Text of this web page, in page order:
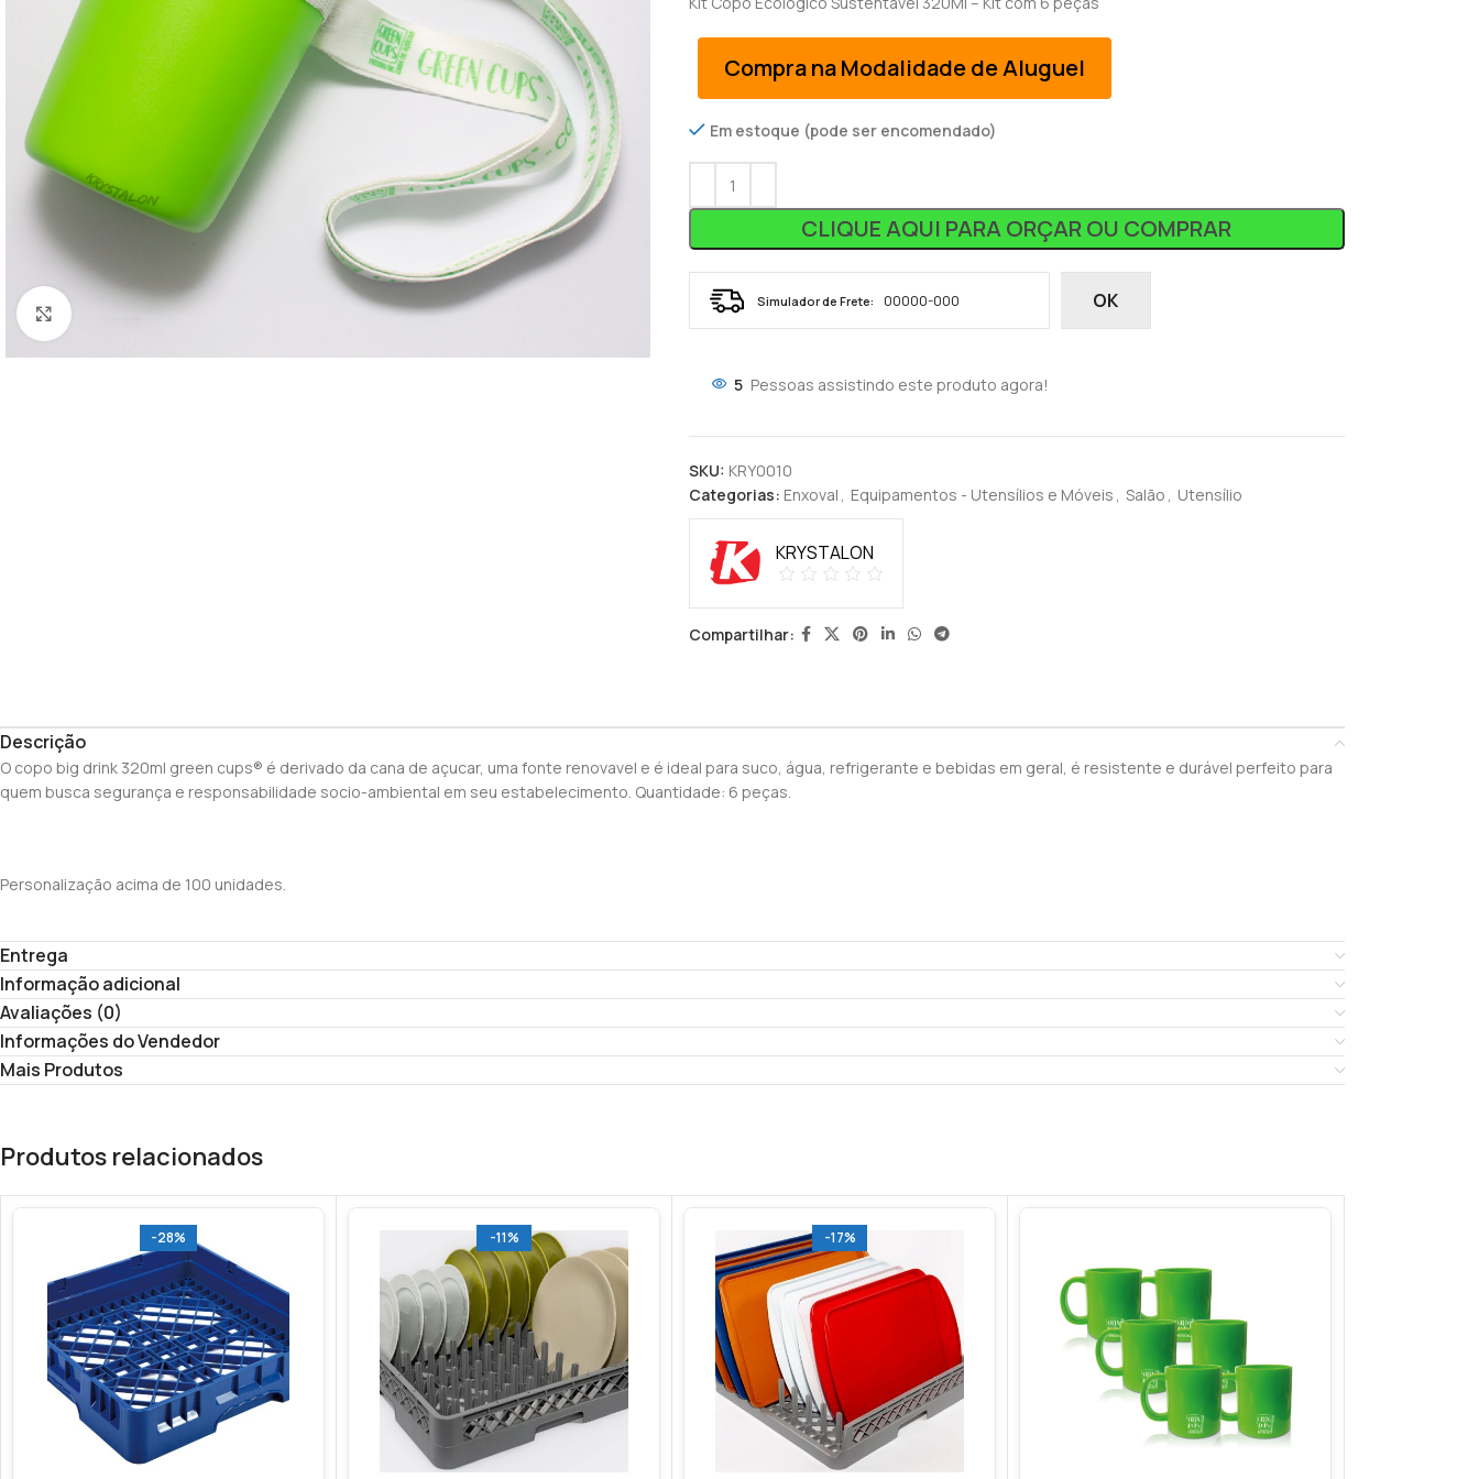
Clique para ampliar
Compra na Modalidade de Aluguel
Em estoque (pode ser encomendado)
CLIQUE AQUI PARA ORÇAR OU COMPRAR
Simulador de Frete: OK
5 Pessoas assistindo este produto agora!
SKU: KRY0010
Categorias: Enxoval , Equipamentos - Utensílios e Móveis , Salão , Utensílio
KRYSTALON
Compartilhar:
Descrição
O copo big drink 320ml green cups® é derivado da cana de açucar, uma fonte renovavel e é ideal para suco, água, refrigerante e bebidas em geral, é resistente e durável perfeito para
quem busca segurança e responsabilidade socio-ambiental em seu estabelecimento. Quantidade: 6 peças.
Personalização acima de 100 unidades.
Entrega
Informação adicional
Avaliações (0)
Informações do Vendedor
Mais Produtos
Produtos relacionados
-28% -11% -17%